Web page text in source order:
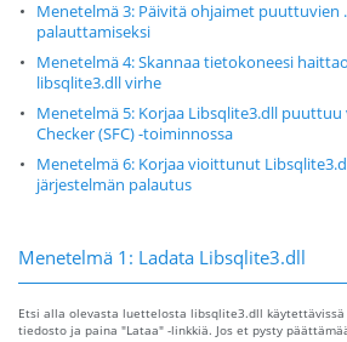
Menetelmä 3: Päivitä ohjaimet puuttuvien
palauttamiseksi
Menetelmä 4: Skannaa tietokoneesi
libsqlite3.dll virhe
Menetelmä 5: Korjaa Libsqlite3.dll puuttuu
Checker (SFC) -toiminnossa
Menetelmä 6: Korjaa vioittunut
järjestelmän palautus
Menetelmä 1: Ladata Libsqlite3.dll
Etsi alla olevasta luettelosta libsqlite3.dll
tiedosto ja paina "Lataa" -linkkiä. Jos et pysty